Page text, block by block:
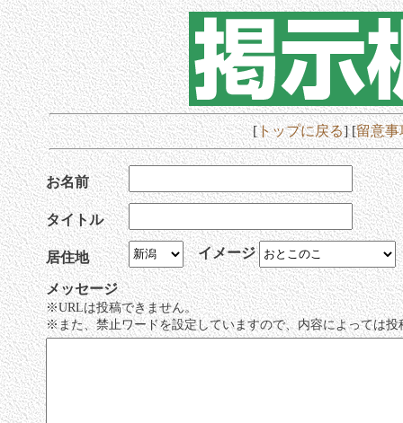
[トップに戻る] [留意事
お名前
タイトル
居住地 イメージ
メッセージ
※URLは投稿できません。
※また、禁止ワードを設定していますので、内容によっては